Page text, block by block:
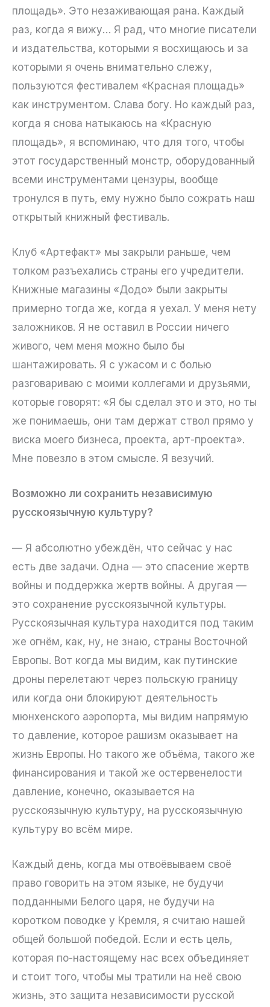
площадь». Это незаживающая рана. Каждый
раз, когда я вижу… Я рад, что многие писатели
и издательства, которыми я восхищаюсь и за
которыми я очень внимательно слежу,
пользуются фестивалем «Красная площадь»
как инструментом. Слава богу. Но каждый раз,
когда я снова натыкаюсь на «Красную
площадь», я вспоминаю, что для того, чтобы
этот государственный монстр, оборудованный
всеми инструментами цензуры, вообще
тронулся в путь, ему нужно было сожрать наш
открытый книжный фестиваль.
Клуб «Артефакт» мы закрыли раньше, чем
толком разъехались страны его учредители.
Книжные магазины «Додо» были закрыты
примерно тогда же, когда я уехал. У меня нету
заложников. Я не оставил в России ничего
живого, чем меня можно было бы
шантажировать. Я с ужасом и с болью
разговариваю с моими коллегами и друзьями,
которые говорят: «Я бы сделал это и это, но ты
же понимаешь, они там держат ствол прямо у
виска моего бизнеса, проекта, арт-проекта».
Мне повезло в этом смысле. Я везучий.
Возможно ли сохранить независимую
русскоязычную культуру?
— Я абсолютно убеждён, что сейчас у нас
есть две задачи. Одна — это спасение жертв
войны и поддержка жертв войны. А другая —
это сохранение русскоязычной культуры.
Русскоязычная культура находится под таким
же огнём, как, ну, не знаю, страны Восточной
Европы. Вот когда мы видим, как путинские
дроны перелетают через польскую границу
или когда они блокируют деятельность
мюнхенского аэропорта, мы видим напрямую
то давление, которое рашизм оказывает на
жизнь Европы. Но такого же объёма, такого же
финансирования и такой же остервенелости
давление, конечно, оказывается на
русскоязычную культуру, на русскоязычную
культуру во всём мире.
Каждый день, когда мы отвоёвываем своё
право говорить на этом языке, не будучи
подданными Белого царя, не будучи на
коротком поводке у Кремля, я считаю нашей
общей большой победой. Если и есть цель,
которая по-настоящему нас всех объединяет
и стоит того, чтобы мы тратили на неё свою
жизнь, это защита независимости русской